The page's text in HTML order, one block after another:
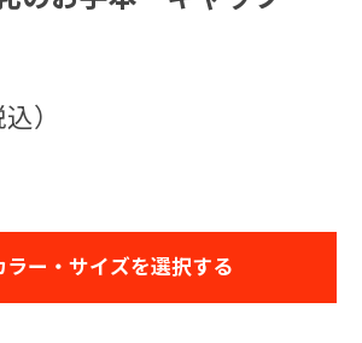
ラー・サイズを選択する